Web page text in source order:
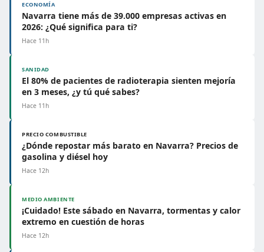
ECONOMÍA
Navarra tiene más de 39.000 empresas activas en
2026: ¿Qué significa para ti?
Hace 11h
SANIDAD
El 80% de pacientes de radioterapia sienten mejoría
en 3 meses, ¿y tú qué sabes?
Hace 11h
PRECIO COMBUSTIBLE
¿Dónde repostar más barato en Navarra? Precios de
gasolina y diésel hoy
Hace 12h
MEDIO AMBIENTE
¡Cuidado! Este sábado en Navarra, tormentas y calor
extremo en cuestión de horas
Hace 12h